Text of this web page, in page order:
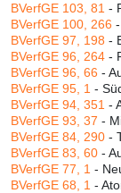
BVerfGE 103, 81 -
BVerfGE 100, 266
BVerfGE 97, 198 -
BVerfGE 96, 264 -
BVerfGE 96, 66 -
BVerfGE 95, 1 -
BVerfGE 94, 351 -
BVerfGE 93, 37 -
BVerfGE 84, 290 -
BVerfGE 83, 60 -
BVerfGE 77, 1 -
BVerfGE 68, 1 -